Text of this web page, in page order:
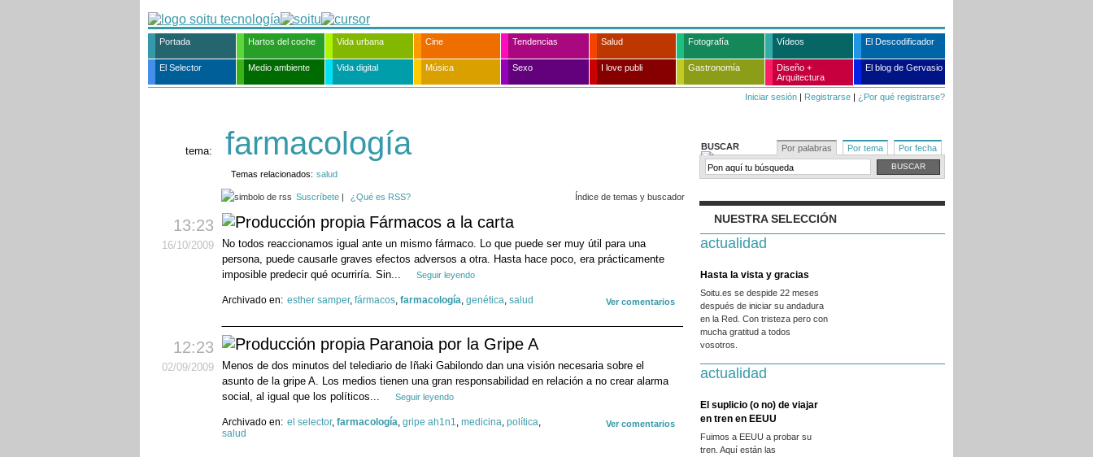
Portada Hartos del coche Vida urbana Cine Tendencias Salud Fotografía Vídeos El Descodificador
El Selector Medio ambiente Vida digital Música Sexo I love publi Gastronomía
Diseño +
Arquitectura
El blog de Gervasio
Iniciar sesión | Registrarse | ¿Por qué registrarse?
BUSCAR Por palabras Por tema Por fecha
NUESTRA SELECCIÓN
actualidad
Hasta la vista y gracias
Soitu.es se despide 22 meses
después de iniciar su andadura
en la Red. Con tristeza pero con
mucha gratitud a todos
vosotros.
actualidad
El suplicio (o no) de viajar
en tren en EEUU
Fuimos a EEUU a probar su
tren. Aquí están las
tema: farmacología
Temas relacionados: salud
Suscríbete ¿Qué es RSS? Índice de temas y buscador
13:23
16/10/2009
Fármacos a la carta
No todos reaccionamos igual ante un mismo fármaco. Lo que puede ser muy útil para una
persona, puede causarle graves efectos adversos a otra. Hasta hace poco, era prácticamente
imposible predecir qué ocurriría. Sin...
Seguir leyendo
Ver comentarios
Archivado en: esther samper, fármacos, farmacología, genética, salud
12:23
02/09/2009
Paranoia por la Gripe A
Menos de dos minutos del telediario de Iñaki Gabilondo dan una visión necesaria sobre el
asunto de la gripe A. Los medios tienen una gran responsabilidad en relación a no crear alarma
social, al igual que los políticos...
Seguir leyendo
Ver comentarios
Archivado en: el selector, farmacología, gripe ah1n1, medicina, política,
salud